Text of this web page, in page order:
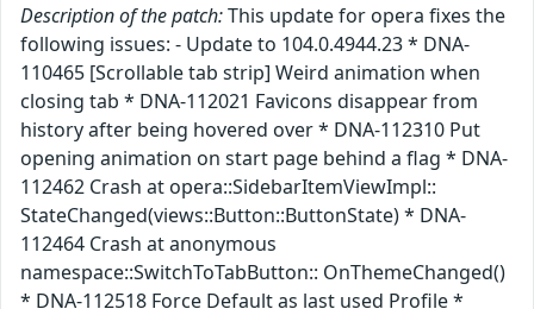
Description of the patch:This update for opera fixes the
following issues: - Update to 104.0.4944.23 * DNA-
110465 [Scrollable tab strip] Weird animation when
closing tab * DNA-112021 Favicons disappear from
history after being hovered over * DNA-112310 Put
opening animation on start page behind a flag * DNA-
112462 Crash at opera::SidebarItemViewImpl::
StateChanged(views::Button::ButtonState) * DNA-
112464 Crash at anonymous
namespace::SwitchToTabButton:: OnThemeChanged()
* DNA-112518 Force Default as last used Profile *